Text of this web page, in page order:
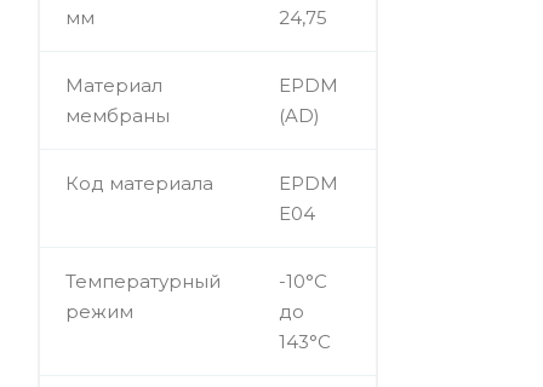
мм
24,75
Материал
мембраны
EPDM
(AD)
Код материала
EPDM
E04
Температурный
режим
-10°C
до
143°C